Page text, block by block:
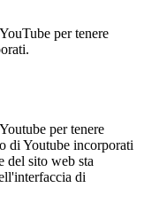
per tenere
per tenere
di Youtube incorporati
del sito web sta
di